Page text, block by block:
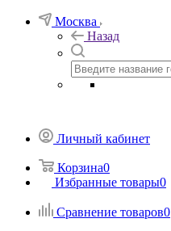
Москва
Назад
Личный кабинет
Корзина0
Избранные товары0
Сравнение товаров0